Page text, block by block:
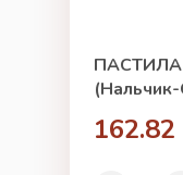
ПАСТИЛА
162.82